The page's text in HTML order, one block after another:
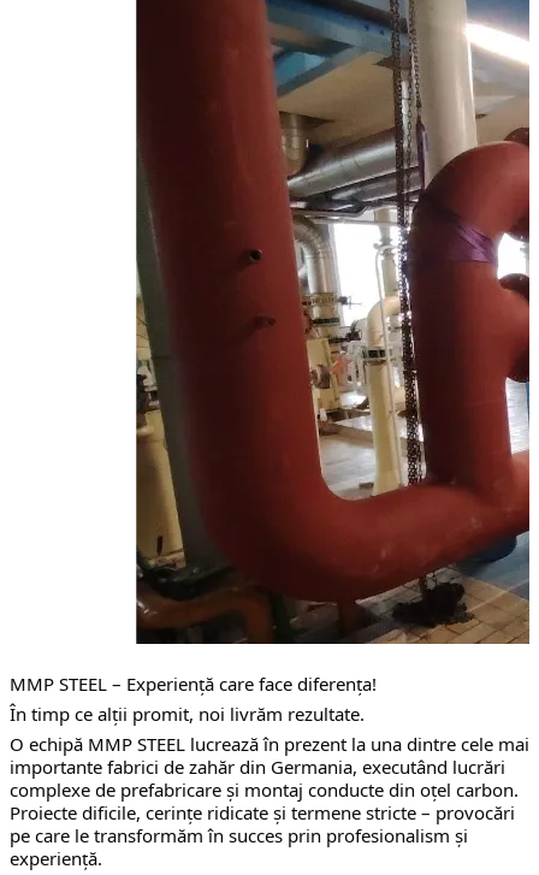
MMP STEEL – Experiență care face diferența!
În timp ce alții promit, noi livrăm rezultate.
O echipă MMP STEEL lucrează în prezent la una dintre cele mai
importante fabrici de zahăr din Germania, executând lucrări
complexe de prefabricare și montaj conducte din oțel carbon.
Proiecte dificile, cerințe ridicate și termene stricte – provocări
pe care le transformăm în succes prin profesionalism și
experiență.